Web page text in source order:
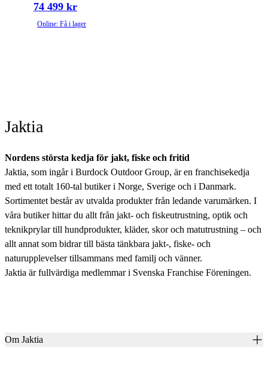
74 499 kr
Online: Få i lager
Jaktia
Nordens största kedja för jakt, fiske och fritid
Jaktia, som ingår i Burdock Outdoor Group, är en franchisekedja
med ett totalt 160-tal butiker i Norge, Sverige och i Danmark.
Sortimentet består av utvalda produkter från ledande varumärken. I
våra butiker hittar du allt från jakt- och fiskeutrustning, optik och
teknikprylar till hundprodukter, kläder, skor och matutrustning – och
allt annat som bidrar till bästa tänkbara jakt-, fiske- och
naturupplevelser tillsammans med familj och vänner.
Jaktia är fullvärdiga medlemmar i Svenska Franchise Föreningen.
Om Jaktia